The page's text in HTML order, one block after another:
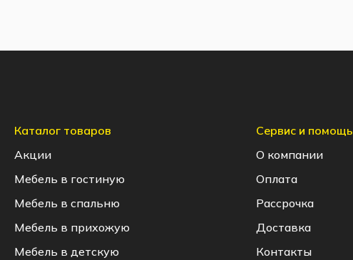
Каталог товаров
Акции
Мебель в гостиную
Мебель в спальню
Мебель в прихожую
Мебель в детскую
Сервис и помощь
О компании
Оплата
Рассрочка
Доставка
Контакты